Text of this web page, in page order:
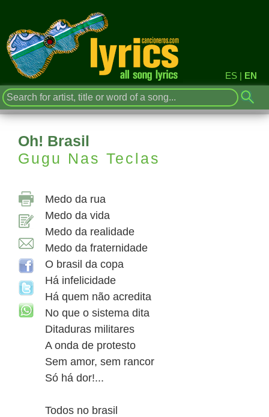
ES | EN
Oh! Brasil
Gugu Nas Teclas
Medo da rua
Medo da vida
Medo da realidade
Medo da fraternidade
O brasil da copa
Há infelicidade
Há quem não acredita
No que o sistema dita
Ditaduras militares
A onda de protesto
Sem amor, sem rancor
Só há dor!...
Todos no brasil